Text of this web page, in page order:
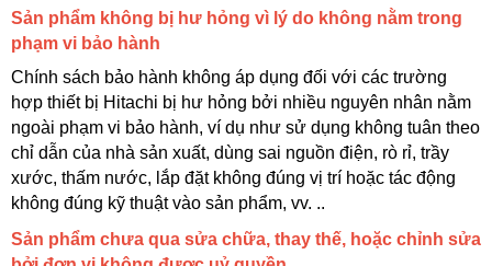
Sản phẩm không bị hư hỏng vì lý do không nằm trong
phạm vi bảo hành
Chính sách bảo hành không áp dụng đối với các trường
hợp thiết bị Hitachi bị hư hỏng bởi nhiều nguyên nhân nằm
ngoài phạm vi bảo hành, ví dụ như sử dụng không tuân theo
chỉ dẫn của nhà sản xuất, dùng sai nguồn điện, rò rỉ, trầy
xước, thấm nước, lắp đặt không đúng vị trí hoặc tác động
không đúng kỹ thuật vào sản phẩm, vv. ..
Sản phẩm chưa qua sửa chữa, thay thế, hoặc chỉnh sửa